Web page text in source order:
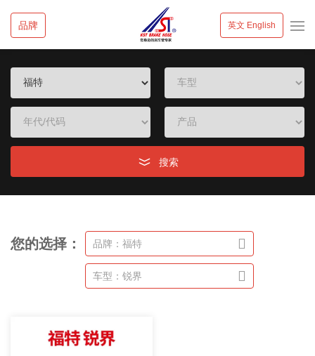
品牌 英文 English
搜索
您的选择： 品牌：福特
车型：锐界